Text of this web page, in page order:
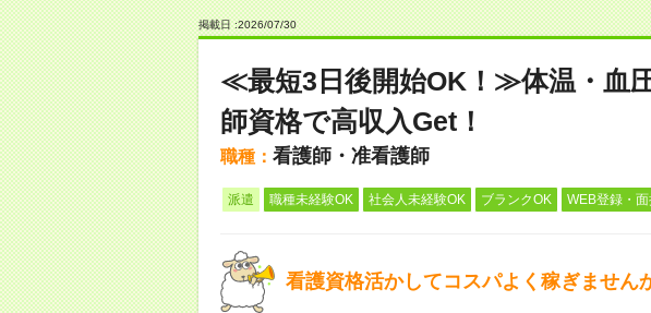
掲載日 :2026/07/30
≪最短3日後開始OK！≫体温・血
師資格で高収入Get！
職種： 看護師・准看護師
派遣 職種未経験OK 社会人未経験OK ブランクOK WEB登録・面
看護資格活かしてコスパよく稼ぎません